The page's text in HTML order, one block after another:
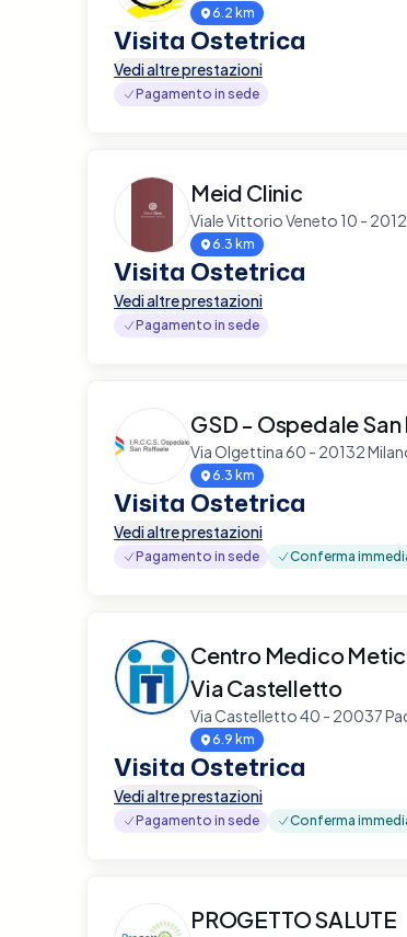
6.2 km
Visita Ostetrica
Vedi altre prestazioni
Pagamento in sede
Meid Clinic
Viale Vittorio Veneto 10 -
6.3 km
Visita Ostetrica
Vedi altre prestazioni
Pagamento in sede
GSD - Ospedale
Via Olgettina 60 - 20132
6.3 km
Visita Ostetrica
Vedi altre prestazioni
Pagamento in sede Conferma
Centro Medico
Via Castelletto
Via Castelletto 40 - 20037
6.9 km
Visita Ostetrica
Vedi altre prestazioni
Pagamento in sede Conferma
PROGETTO SALUTE